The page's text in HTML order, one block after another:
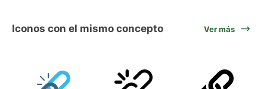
Iconos con el mismo concepto Ver más